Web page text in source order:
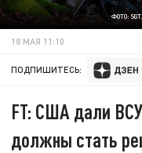
ФОТО: SGT.
18 МАЯ 11:10
ПОДПИШИТЕСЬ:
FT: США дали
должны стать